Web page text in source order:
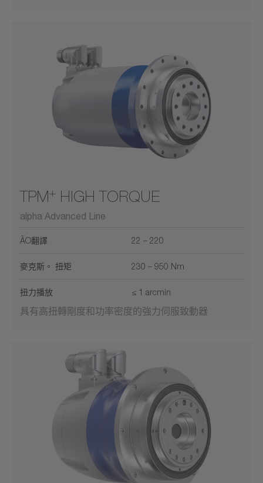
TPM+ HIGH TORQUE
alpha Advanced Line
ÃO翻譯 22 – 220
麥克斯。 扭矩 230 – 950 Nm
扭力播放 ≤ 1 arcmin
具有高扭轉剛度和功率密度的強力伺服致動器